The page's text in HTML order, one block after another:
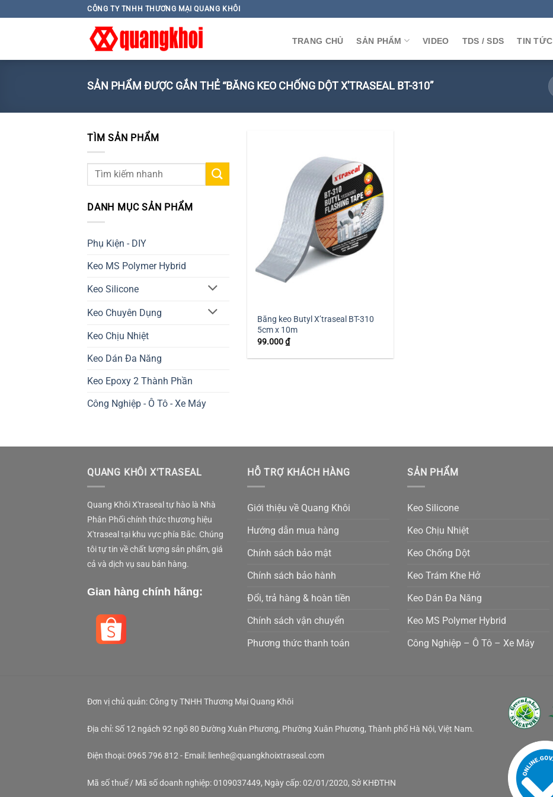
to
CÔNG TY TNHH THƯƠNG MẠI QUANG KHÔI
TRANG CHỦ SẢN PHẨM VIDEO TDS / SDS TIN TỨC
SẢN PHẨM ĐƯỢC GẮN THẺ “BĂNG KEO CHỐNG DỘT X'TRASEAL BT-310”
TÌM SẢN PHẨM
Tìm
kiếm:
DANH MỤC SẢN PHẨM
Phụ Kiện - DIY
Keo MS Polymer Hybrid
Keo Silicone
Keo Chuyên Dụng
Keo Chịu Nhiệt
Keo Dán Đa Năng
Keo Epoxy 2 Thành Phần
Công Nghiệp - Ô Tô - Xe Máy
Băng keo Butyl X’traseal BT-310
5cm x 10m
99.000₫
QUANG KHÔI X'TRASEAL
Quang Khôi X'traseal tự hào là Nhà
Phân Phối chính thức thương hiệu
X'traseal tại khu vực phía Bắc. Chúng
tôi tự tin về chất lượng sản phẩm, giá
cả và dịch vụ sau bán hàng.
Gian hàng chính hãng:
HỖ TRỢ KHÁCH HÀNG
Giới thiệu về Quang Khôi
Hướng dẫn mua hàng
Chính sách bảo mật
Chính sách bảo hành
Đổi, trả hàng & hoàn tiền
Chính sách vận chuyển
Phương thức thanh toán
SẢN PHẨM
Keo Silicone
Keo Chịu Nhiệt
Keo Chống Dột
Keo Trám Khe Hở
Keo Dán Đa Năng
Keo MS Polymer Hybrid
Công Nghiệp – Ô Tô – Xe Máy
Đơn vị chủ quản: Công ty TNHH Thương Mại Quang Khôi
Địa chỉ: Số 12 ngách 92 ngõ 80 Đường Xuân Phương, Phường Xuân Phương, Thành phố Hà Nội, Việt Nam.
Điện thoại: 0965 796 812 - Email: lienhe@quangkhoixtraseal.com
Mã số thuế / Mã số doanh nghiệp: 0109037449, Ngày cấp: 02/01/2020, Sở KHĐTHN